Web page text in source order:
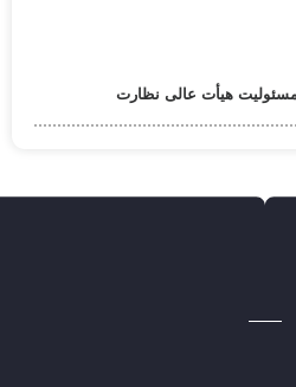
هیأت عالی نظارت